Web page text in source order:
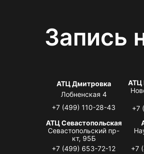
Запись
АТЦ Дмитровка
Лобненская 4
+7 (499) 110-28-43
АТЦ
+7
АТЦ Севастопольская
Севастопольский пр-
кт, 95Б
+7 (499) 653-72-12
+7